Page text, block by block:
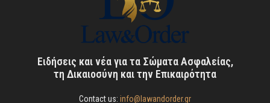
Ειδήσεις και νέα για τα Σώματα Ασφαλείας,
τη Δικαιοσύνη και την Επικαιρότητα
Contact us: info@lawandorder.gr